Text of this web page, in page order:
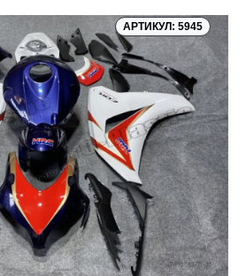
АРТИКУЛ: 5945